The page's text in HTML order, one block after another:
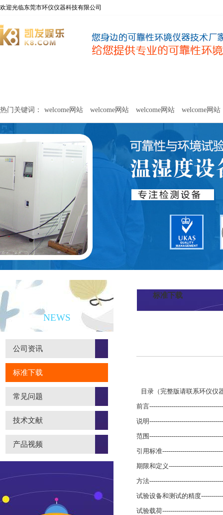
欢迎光临东莞市环仪仪器科技有限公司
关于环仪 联系环仪
热门关键词： welcome网站 welcome网站 welcome网站 welcome网站
网站 welcome网站
新闻资讯
NEWS
公司资讯
标准下载
常见问题
技术文献
产品视频
标准下载
目录（完整版请联系环仪仪
前言
说明
范围
引用标准
期限和定义
方法
试验设备和测试的精度
试验载荷